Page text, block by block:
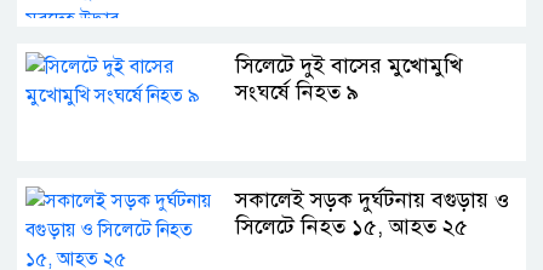
সিলেটে দুই বাসের মুখোমুখি
সংঘর্ষে নিহত ৯
সকালেই সড়ক দুর্ঘটনায় বগুড়ায় ও
সিলেটে নিহত ১৫, আহত ২৫